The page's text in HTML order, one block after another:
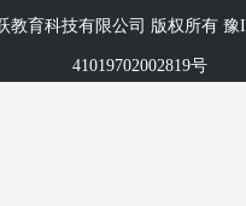
教育科技有限公司 版权所有 豫
41019702002819号